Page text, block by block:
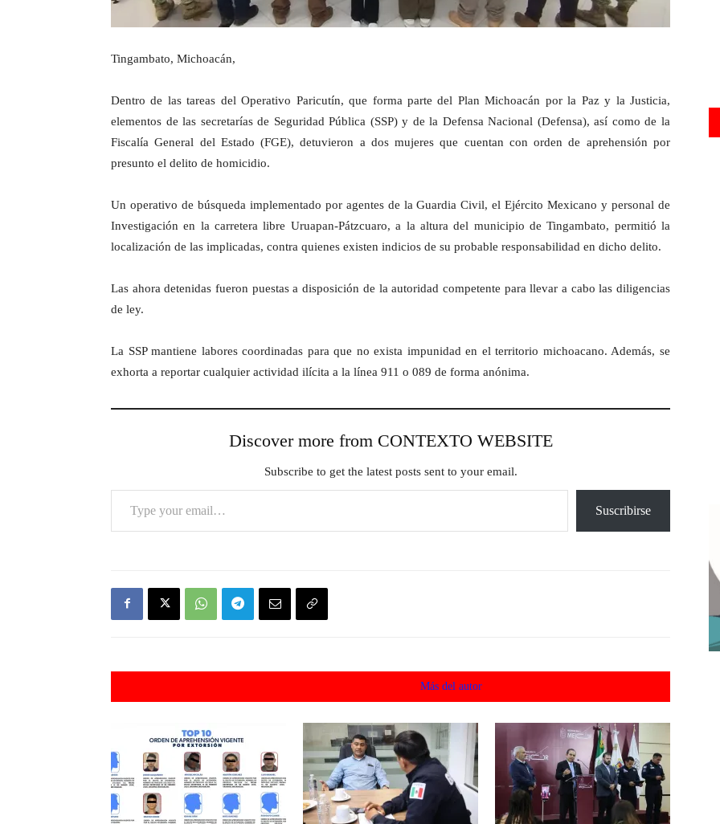
Tingambato, Michoacán,
Dentro de las tareas del Operativo Paricutín, que forma parte del Plan Michoacán por la Paz y la Justicia,
elementos de las secretarías de Seguridad Pública (SSP) y de la Defensa Nacional (Defensa), así como de la
Fiscalía General del Estado (FGE), detuvieron a dos mujeres que cuentan con orden de aprehensión por
presunto el delito de homicidio.
Un operativo de búsqueda implementado por agentes de la Guardia Civil, el Ejército Mexicano y personal de
Investigación en la carretera libre Uruapan-Pátzcuaro, a la altura del municipio de Tingambato, permitió la
localización de las implicadas, contra quienes existen indicios de su probable responsabilidad en dicho delito.
Las ahora detenidas fueron puestas a disposición de la autoridad competente para llevar a cabo las diligencias
de ley.
La SSP mantiene labores coordinadas para que no exista impunidad en el territorio michoacano. Además, se
exhorta a reportar cualquier actividad ilícita a la línea 911 o 089 de forma anónima.
Discover more from CONTEXTO WEBSITE
Subscribe to get the latest posts sent to your email.
Type your email…
Suscribirse
Más del autor